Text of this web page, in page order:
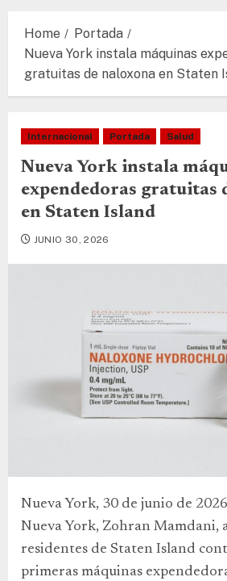
Home
Portada
Nueva York instala máquinas
gratuitas de naloxona en Staten
Internacional Portada Salud
Nueva York instala
expendedoras gratuitas
en Staten Island
JUNIO 30, 2026
Nueva York, 30 de junio de
Nueva York, Zohran Mamdani,
residentes de Staten Island
primeras máquinas